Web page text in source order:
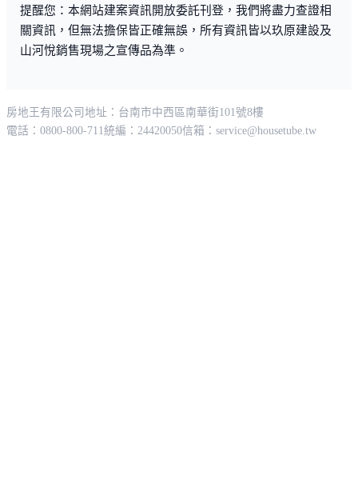
頂樓空中觀景花園，
超越全區同級住宅規劃，
提醒您：本網站建案資訊開放委託刊登，我們將盡力查證相
關資訊，但無法擔保皆正確無誤，所有資訊皆以玖原建設及
山河悅銷售現場之宣傳品為準。
房地王有限公司 地址：台南市中西區南華街101號8樓
電話：0800-800-711統編：24420050信箱： service@housetube.tw